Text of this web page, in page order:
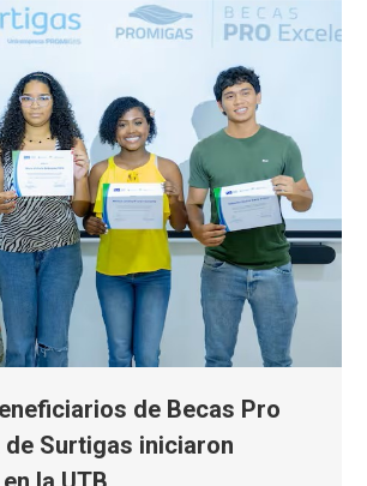
de Becas Pro
de Surtigas iniciaron